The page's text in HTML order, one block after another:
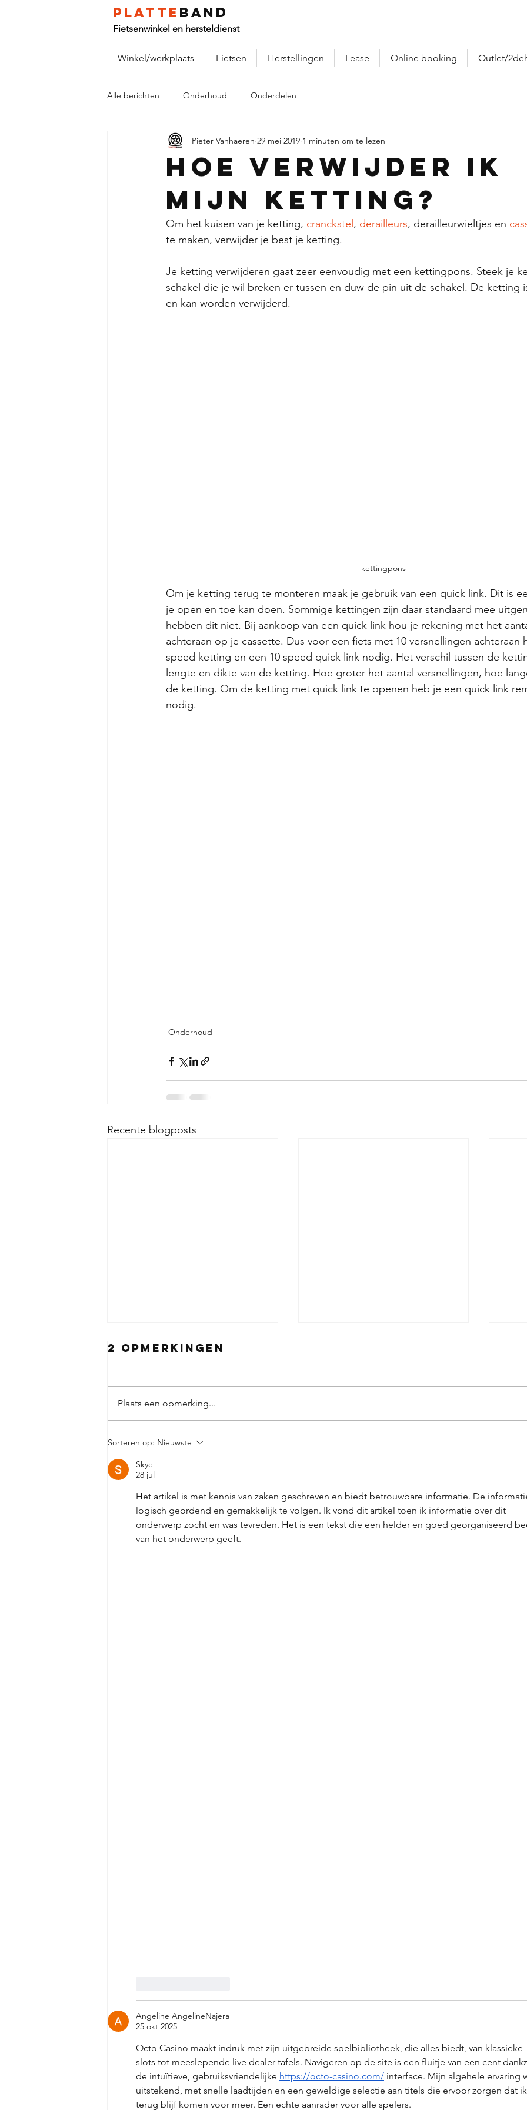
platte band
Fietsenwinkel en hersteldienst
Winkel/werkplaats Fietsen Herstellingen Lease Online booking Outlet/
Alle berichten Onderhoud Onderdelen
Hoe verwijder ik
mijn ketting?
Pieter Vanhaeren 29 mei 2019 1 minuten om te lezen
Om het kuisen van je ketting, cranckstel, derailleurs, derailleurwieltjes en
te maken, verwijder je best je ketting.
Je ketting verwijderen gaat zeer eenvoudig met een kettingpons. Steek je
schakel die je wil breken er tussen en duw de pin uit de schakel. De ketting
en kan worden verwijderd.
kettingpons
Om je ketting terug te monteren maak je gebruik van een quick link. Dit is
je open en toe kan doen. Sommige kettingen zijn daar standaard mee
hebben dit niet. Bij aankoop van een quick link hou je rekening met het
achteraan op je cassette. Dus voor een fiets met 10 versnellingen achteraan
speed ketting en een 10 speed quick link nodig. Het verschil tussen de
lengte en dikte van de ketting. Hoe groter het aantal versnellingen, hoe
de ketting. Om de ketting met quick link te openen heb je een quick link
nodig.
Onderhoud
Recente blogposts
Hoe je
opladen
2 opmerkingen
Plaats een opmerking...
Sorteren op: Nieuwste
Skye
28 jul
Het artikel is met kennis van zaken geschreven en biedt betrouwbare informatie. De
logisch geordend en gemakkelijk te volgen. Ik vond dit artikel toen ik informatie over dit
onderwerp zocht en was tevreden. Het is een tekst die een helder en goed georganiseerd
van het onderwerp geeft.
Angeline AngelineNajera
25 okt 2025
Octo Casino maakt indruk met zijn uitgebreide spelbibliotheek, die alles biedt, van klassieke
slots tot meeslepende live dealer-tafels. Navigeren op de site is een fluitje van een cent
de intuïtieve, gebruiksvriendelijke https://octo-casino.com/ interface. Mijn algehele ervaring
uitstekend, met snelle laadtijden en een geweldige selectie aan titels die ervoor zorgen dat ik
terug blijf komen voor meer. Een echte aanrader voor alle spelers.